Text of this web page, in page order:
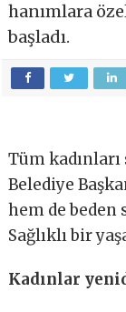
hanımlara
başladı.
Tüm
Belediye
hem de beden
Sağlıklı bir
Kadınlar